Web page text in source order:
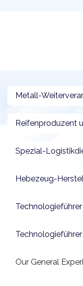
Metall-
Reifenproduzent
Spezial-
Hebezeug-
Our General